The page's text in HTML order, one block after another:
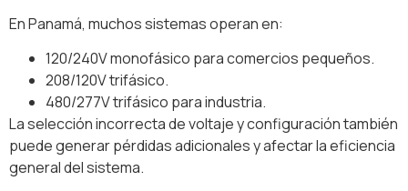
En Panamá, muchos sistemas operan en:
120/240V monofásico para comercios pequeños.
208/120V trifásico.
480/277V trifásico para industria.
La selección incorrecta de voltaje y configuración también
puede generar pérdidas adicionales y afectar la eficiencia
general del sistema.